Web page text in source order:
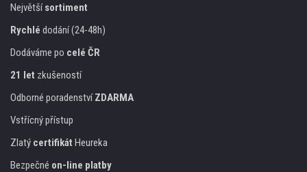
Největšísortiment
Rychlé dodání (24-48h)
Dodáváme po celé ČR
21 let zkušeností
Odborné poradenstvíZDARMA
Vstřícný přístup
Zlatý certifikát Heureka
Bezpečné on-line platby